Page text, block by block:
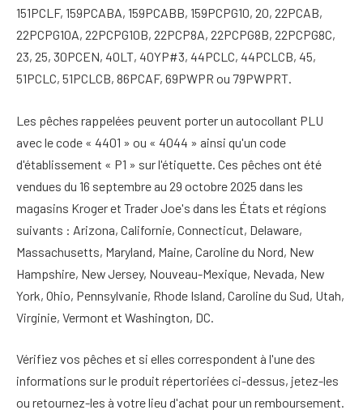
151PCLF, 159PCABA, 159PCABB, 159PCPG10, 20, 22PCAB,
22PCPG10A, 22PCPG10B, 22PCP8A, 22PCPG8B, 22PCPG8C,
23, 25, 30PCEN, 40LT, 40YP#3, 44PCLC, 44PCLCB, 45,
51PCLC, 51PCLCB, 86PCAF, 69PWPR ou 79PWPRT.
Les pêches rappelées peuvent porter un autocollant PLU
avec le code « 4401 » ou « 4044 » ainsi qu'un code
d'établissement « P1 » sur l'étiquette. Ces pêches ont été
vendues du 16 septembre au 29 octobre 2025 dans les
magasins Kroger et Trader Joe's dans les États et régions
suivants : Arizona, Californie, Connecticut, Delaware,
Massachusetts, Maryland, Maine, Caroline du Nord, New
Hampshire, New Jersey, Nouveau-Mexique, Nevada, New
York, Ohio, Pennsylvanie, Rhode Island, Caroline du Sud, Utah,
Virginie, Vermont et Washington, DC.
Vérifiez vos pêches et si elles correspondent à l'une des
informations sur le produit répertoriées ci-dessus, jetez-les
ou retournez-les à votre lieu d'achat pour un remboursement.